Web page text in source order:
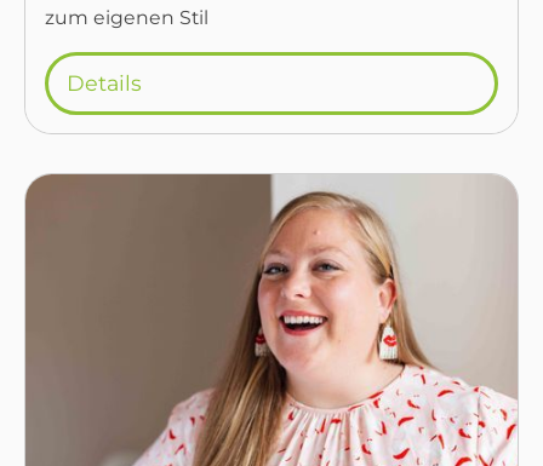
zum eigenen Stil
Details